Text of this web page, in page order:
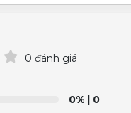
0 đánh giá
0%| 0